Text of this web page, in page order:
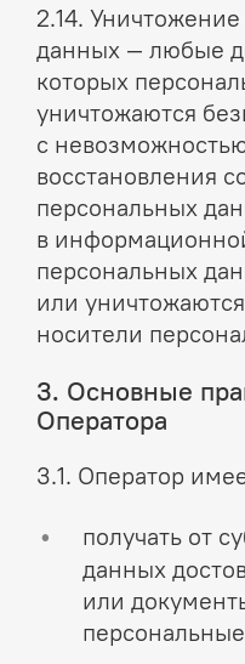
2.14.
данных — любые
которых
уничтожаются
с
восстановления
персональных
в
персональных
или
носители
3. Основные
Оператора
3.1. Оператор
получать от
данных
или